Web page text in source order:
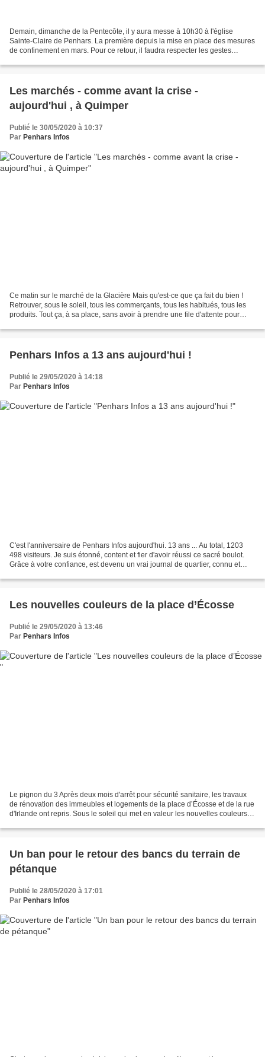
Demain, dimanche de la Pentecôte, il y aura messe à 10h30 à l'église
Sainte-Claire de Penhars. La première depuis la mise en place des mesures
de confinement en mars. Pour ce retour, il faudra respecter les gestes
Les marchés - comme avant la crise -
aujourd'hui , à Quimper
Publié le 30/05/2020 à 10:37
Par Penhars Infos
Ce matin sur le marché de la Glacière Mais qu'est-ce que ça fait du bien !
Retrouver, sous le soleil, tous les commerçants, tous les habitués, tous les
produits. Tout ça, à sa place, sans avoir à prendre une file d'attente pour
Penhars Infos a 13 ans aujourd'hui !
Publié le 29/05/2020 à 14:18
Par Penhars Infos
C'est l'anniversaire de Penhars Infos aujourd'hui. 13 ans ... Au total, 1203
498 visiteurs. Je suis étonné, content et fier d'avoir réussi ce sacré boulot.
Grâce à votre confiance, est devenu un vrai journal de quartier, connu et
Les nouvelles couleurs de la place d’Écosse
Publié le 29/05/2020 à 13:46
Par Penhars Infos
Le pignon du 3 Après deux mois d'arrêt pour sécurité sanitaire, les travaux
de rénovation des immeubles et logements de la place d’Écosse et de la rue
d'Irlande ont repris. Sous le soleil qui met en valeur les nouvelles couleurs. Il
Un ban pour le retour des bancs du terrain de
pétanque
Publié le 28/05/2020 à 17:01
Par Penhars Infos